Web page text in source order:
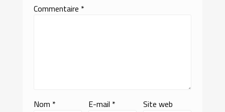
Commentaire *
Nom * E-mail * Site web